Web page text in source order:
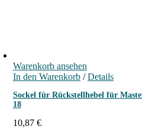
Warenkorb ansehen
In den Warenkorb / Details
Sockel für Rückstellhebel für
18
10,87 €